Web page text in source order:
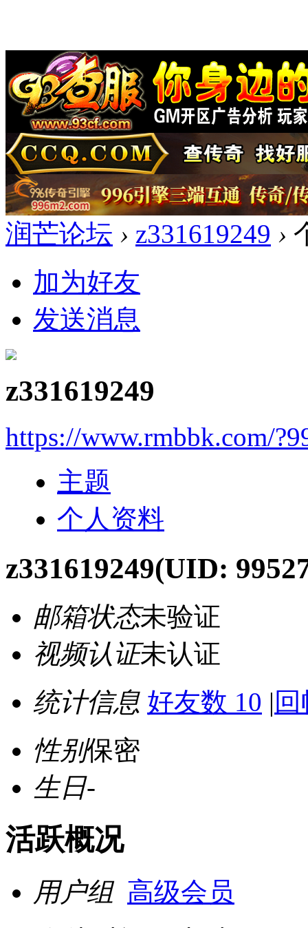
润芒论坛 › z331619249 ›
加为好友
发送消息
z331619249
https://www.rmbbk.com/
主题
个人资料
z331619249(UID:
邮箱状态未验证
视频认证未认证
统计信息 好友数 10 |
性别保密
生日-
活跃概况
用户组 高级会员